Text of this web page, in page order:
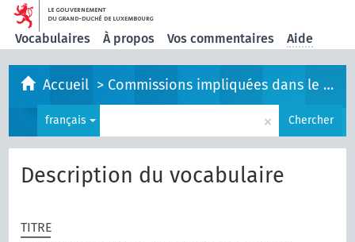
Vocabulaires À propos Vos commentaires Aide
Accueil > Commissions impliquées dans le processus législatif
français × Chercher
Description du vocabulaire
TITRE